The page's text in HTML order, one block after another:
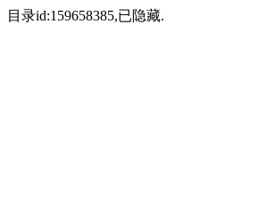
目录id:159658385,已隐藏.